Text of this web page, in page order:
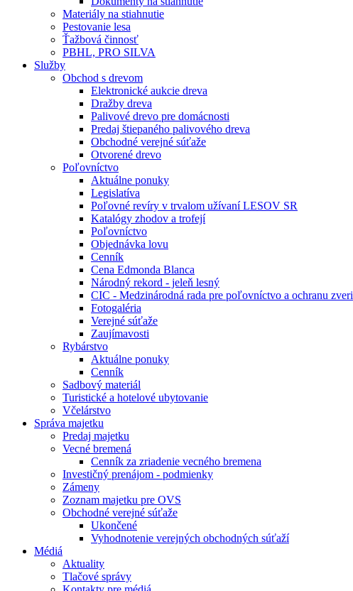
Materiály na stiahnutie
Pestovanie lesa
Ťažbová činnosť
PBHL, PRO SILVA
Služby
Obchod s drevom
Elektronické aukcie dreva
Dražby dreva
Palivové drevo pre domácnosti
Predaj štiepaného palivového dreva
Obchodné verejné súťaže
Otvorené drevo
Poľovníctvo
Aktuálne ponuky
Legislatíva
Poľovné revíry v trvalom užívaní LESOV SR
Katalógy zhodov a trofejí
Poľovníctvo
Objednávka lovu
Cenník
Cena Edmonda Blanca
Národný rekord - jeleň lesný
CIC - Medzinárodná rada pre poľovníctvo a ochranu zveri
Fotogaléria
Verejné súťaže
Zaujímavosti
Rybárstvo
Aktuálne ponuky
Cenník
Sadbový materiál
Turistické a hotelové ubytovanie
Včelárstvo
Správa majetku
Predaj majetku
Vecné bremená
Cenník za zriadenie vecného bremena
Investičný prenájom - podmienky
Zámeny
Zoznam majetku pre OVS
Obchodné verejné súťaže
Ukončené
Vyhodnotenie verejných obchodných súťaží
Médiá
Aktuality
Tlačové správy